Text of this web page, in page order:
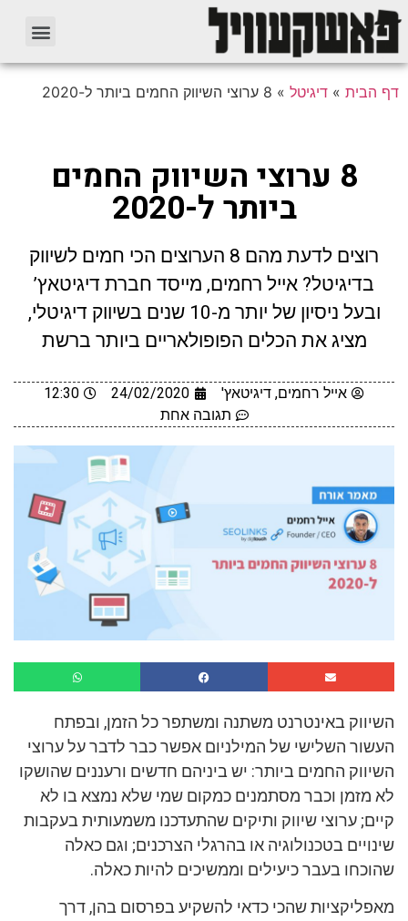
דף הבית » דיגיטל » 8 ערוצי השיווק החמים ביותר ל-2020
8 ערוצי השיווק החמים
ביותר ל-2020
רוצים לדעת מהם 8 הערוצים הכי חמים לשיווק
בדיגיטל? אייל רחמים, מייסד חברת דיגיטאץ’
ובעל ניסיון של יותר מ-10 שנים בשיווק דיגיטלי,
מציג את הכלים הפופולאריים ביותר ברשת
אייל רחמים, דיגיטאץ' 24/02/2020
12:30
תגובה אחת
השיווק באינטרנט משתנה ומשתפר כל הזמן, ובפתח
העשור השלישי של המילניום אפשר כבר לדבר על ערוצי
השיווק החמים ביותר: יש ביניהם חדשים ורעננים שהושקו
לא מזמן וכבר מסתמנים כמקום שמי שלא נמצא בו לא
קיים; ערוצי שיווק ותיקים שהתעדכנו משמעותית בעקבות
שינויים בטכנולוגיה או בהרגלי הצרכנים; וגם כאלה
שהוכחו בעבר כיעילים וממשיכים להיות כאלה.
מאפליקציות שהכי כדאי להשקיע בפרסום בהן, דרך